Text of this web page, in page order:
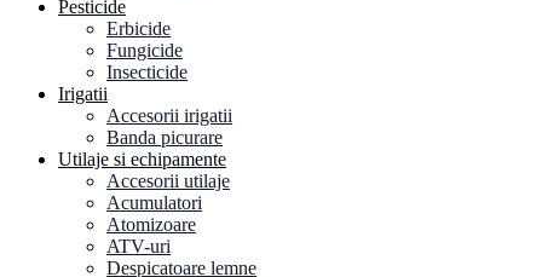
Pesticide
Erbicide
Fungicide
Insecticide
Irigatii
Accesorii irigatii
Banda picurare
Utilaje si echipamente
Accesorii utilaje
Acumulatori
Atomizoare
ATV-uri
Despicatoare lemne